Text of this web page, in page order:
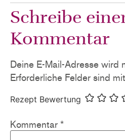
Schreibe
Kommentar
Deine E-Mail-Adresse wird
Erforderliche Felder sind mit
Rezept Bewertung
Kommentar *